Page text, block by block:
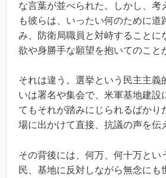
な言葉が並べられた。しかし、考
も彼らは、いったい何のために道
み、防衛局職員と対峙することに
欲や身勝手な願望を抱いてのこと
それは違う。選挙という民主主義
いは署名や集会で、米軍基地建設
てもそれが踏みにじられるばかり
場に出かけて直接、抗議の声を伝
その背後には、何万、何十万とい
民、基地に反対しながら無念にも